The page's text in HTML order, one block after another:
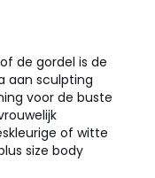
de gordel is de
aan sculpting
voor de buste
of witte
size body